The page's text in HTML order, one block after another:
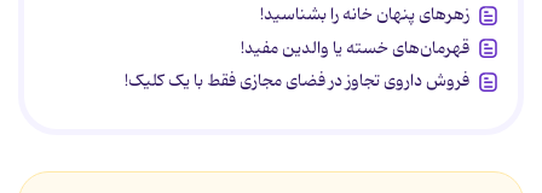
زهرهای پنهان خانه را بشناسید!
قهرمان‌های خسته یا والدین مفید!
فروش داروی تجاوز در فضای مجازی فقط با یک کلیک!